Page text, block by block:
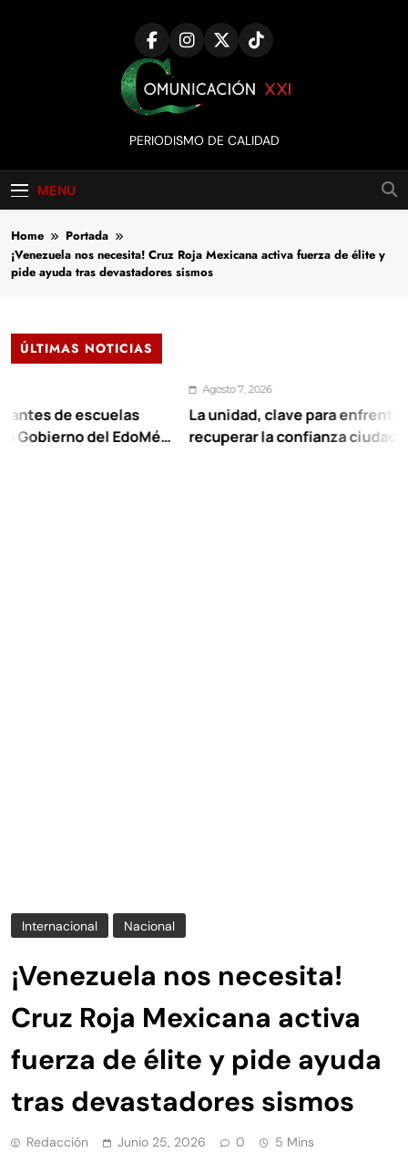
Comunicación
XXI
PERIODISMO DE CALIDAD
MENU
Home
Portada
¡Venezuela nos necesita! Cruz Roja Mexicana activa fuerza de élite y
pide ayuda tras devastadores sismos
ÚLTIMAS NOTICIAS
de escuelas
del EdoMéx
Agosto 7, 2026
La unidad, clave para enfrentar los
recuperar la confianza ciudadana:
Internacional Nacional
¡Venezuela nos necesita!
Cruz Roja Mexicana activa
fuerza de élite y pide ayuda
tras devastadores sismos
Redacción Junio 25, 2026 0 5 Mins